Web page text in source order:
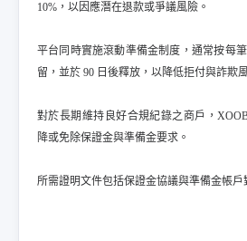
10%，以因應潛在退款或爭議風險。
平台同時實施滾動準備金制度，通常按每
留，並於 90 日後釋放，以降低拒付與詐欺
對於長期維持良好合規紀錄之商戶，
降或免除保證金與準備金要求。
所需證明文件包括保證金協議與準備金帳戶